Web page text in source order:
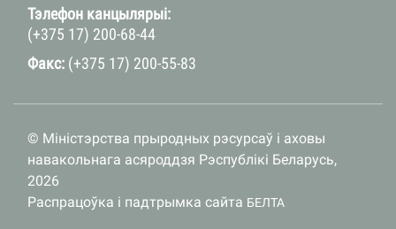
Тэлефон канцылярыі:
(+375 17) 200-68-44
Факс: (+375 17) 200-55-83
© Міністэрства прыродных рэсурсаў і аховы
навакольнага асяроддзя Рэспублікі Беларусь,
2026
Распрацоўка і падтрымка сайта БЕЛТА